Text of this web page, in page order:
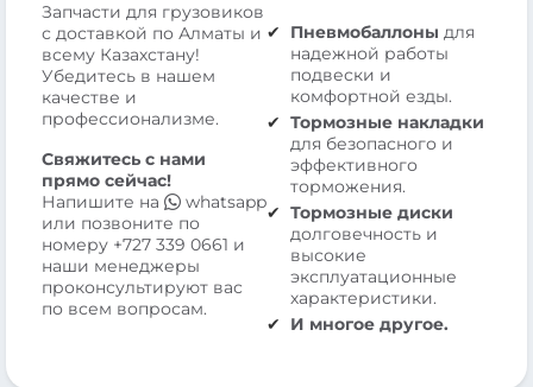
Запчасти для грузовиков
с доставкой по Алматы и
всему Казахстану!
Убедитесь в нашем
качестве и
профессионализме.
Свяжитесь с нами
прямо сейчас!
Напишите на
whatsapp
или позвоните по
номеру +727 339 0661 и
наши менеджеры
проконсультируют вас
по всем вопросам.
Пневмобаллоны для
надежной работы
подвески и
комфортной езды.
Тормозные накладки
для безопасного и
эффективного
торможения.
Тормозные диски
долговечность и
высокие
эксплуатационные
характеристики.
И многое другое.